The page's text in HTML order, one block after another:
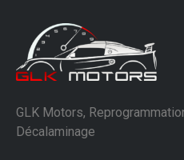
GLK Motors,
Décalaminage